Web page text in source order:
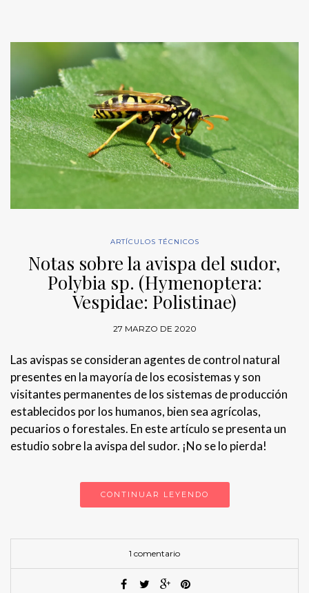
ARTÍCULOS TÉCNICOS
Notas sobre la avispa del sudor,
Polybia sp. (Hymenoptera:
Vespidae: Polistinae)
27 MARZO DE 2020
Las avispas se consideran agentes de control natural
presentes en la mayoría de los ecosistemas y son
visitantes permanentes de los sistemas de producción
establecidos por los humanos, bien sea agrícolas,
pecuarios o forestales. En este artículo se presenta un
estudio sobre la avispa del sudor. ¡No se lo pierda!
CONTINUAR LEYENDO
1 comentario